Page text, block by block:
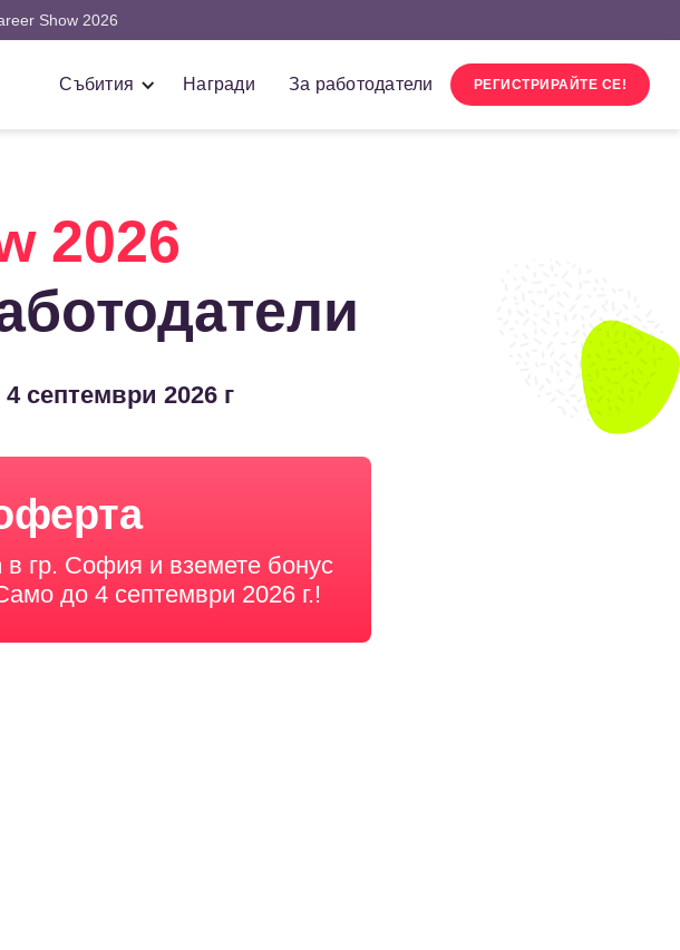
Show 2026
Събития Награди За работодатели РЕГИСТРИРАЙТЕ СЕ!
2026
4 септември 2026 г
в гр. София и вземете бонус
до 4 септември 2026 г.!